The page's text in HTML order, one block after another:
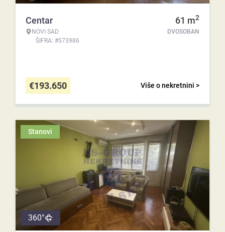
Centar
NOVI SAD
ŠIFRA: #573986
61 m2
DVOSOBAN
Više o nekretnini >
€193.650
Stanovi
360°